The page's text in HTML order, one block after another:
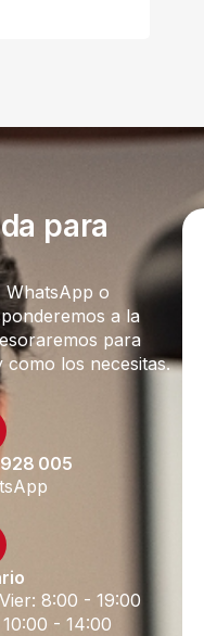
para
o
a la
para
los necesitas.
005
8:00 - 19:00
- 14:00